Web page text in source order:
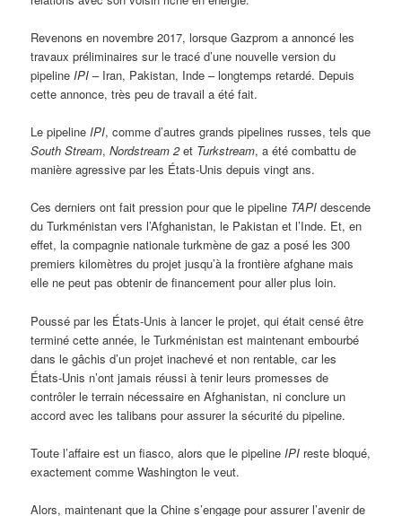
Revenons en novembre 2017, lorsque Gazprom a annoncé les
travaux préliminaires sur le tracé d’une nouvelle version du
pipelineIPI – Iran, Pakistan, Inde – longtemps retardé. Depuis
cette annonce, très peu de travail a été fait.
Le pipelineIPI, comme d’autres grands pipelines russes, tels que
South Stream,Nordstream 2et Turkstream, a été combattu de
manière agressive par les États-Unis depuis vingt ans.
Ces derniers ont fait pression pour que le pipeline TAPI descende
du Turkménistan vers l’Afghanistan, le Pakistan et l’Inde. Et, en
effet, la compagnie nationale turkmène de gaz a posé les 300
premiers kilomètres du projet jusqu’à la frontière afghane mais
elle ne peut pas obtenir de financement pour aller plus loin.
Poussé par les États-Unis à lancer le projet, qui était censé être
terminé cette année, le Turkménistan est maintenant embourbé
dans le gâchis d’un projet inachevé et non rentable, car les
États-Unis n’ont jamais réussi à tenir leurs promesses de
contrôler le terrain nécessaire en Afghanistan, ni conclure un
accord avec les talibans pour assurer la sécurité du pipeline.
Toute l’affaire est un fiasco, alors que le pipeline IPI reste bloqué,
exactement comme Washington le veut.
Alors, maintenant que la Chine s’engage pour assurer l’avenir de